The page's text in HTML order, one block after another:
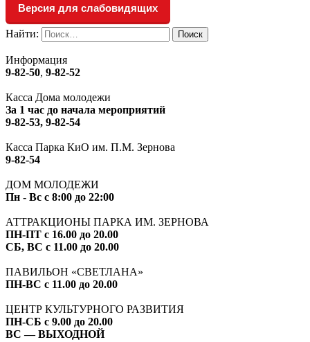
Версия для слабовидящих
Найти:
Информация
9-82-50, 9-82-52
Касса Дома молодежи
За 1 час до начала мероприятий
9-82-53, 9-82-54
Касса Парка КиО им. П.М. Зернова
9-82-54
ДОМ МОЛОДЕЖИ
Пн - Вс с 8:00 до 22:00
АТТРАКЦИОНЫ ПАРКА ИМ. ЗЕРНОВА
ПН-ПТ с 16.00 до 20.00
СБ, ВС с 11.00 до 20.00
ПАВИЛЬОН «СВЕТЛАНА»
ПН-ВС с 11.00 до 20.00
ЦЕНТР КУЛЬТУРНОГО РАЗВИТИЯ
ПН-СБ с 9.00 до 20.00
ВС — ВЫХОДНОЙ